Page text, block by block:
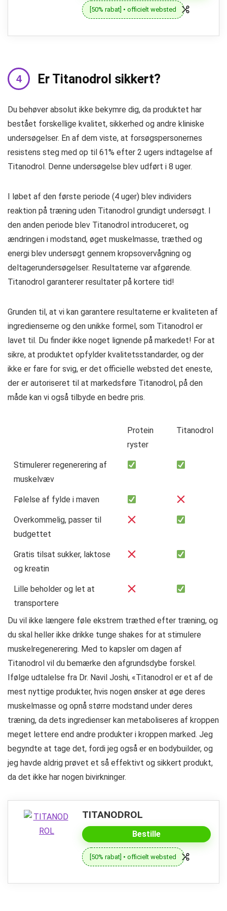
[50% rabat] • officielt websted
Er Titanodrol sikkert?
Du behøver absolut ikke bekymre dig, da produktet har
bestået forskellige kvalitet, sikkerhed og andre kliniske
undersøgelser. En af dem viste, at forsøgspersonernes
resistens steg med op til 61% efter 2 ugers indtagelse af
Titanodrol. Denne undersøgelse blev udført i 8 uger.
I løbet af den første periode (4 uger) blev individers
reaktion på træning uden Titanodrol grundigt undersøgt. I
den anden periode blev Titanodrol introduceret, og
ændringen i modstand, øget muskelmasse, træthed og
energi blev undersøgt gennem kropsovervågning og
deltagerundersøgelser. Resultaterne var afgørende.
Titanodrol garanterer resultater på kortere tid!
Grunden til, at vi kan garantere resultaterne er kvaliteten af
​​ingredienserne og den unikke formel, som Titanodrol er
lavet til. Du finder ikke noget lignende på markedet! For at
sikre, at produktet opfylder kvalitetsstandarder, og der
ikke er fare for svig, er det officielle websted det eneste,
der er autoriseret til at markedsføre Titanodrol, på den
måde kan vi også tilbyde en bedre pris.
Protein
ryster
Titanodrol
Stimulerer regenerering af
muskelvæv
Følelse af fylde i maven
Overkommelig, passer til
budgettet
Gratis tilsat sukker, laktose
og kreatin
Lille beholder og let at
transportere
Du vil ikke længere føle ekstrem træthed efter træning, og
du skal heller ikke drikke tunge shakes for at stimulere
muskelregenerering. Med to kapsler om dagen af ​​
Titanodrol vil du bemærke den afgrundsdybe forskel.
Ifølge udtalelse fra Dr. Navil Joshi, «Titanodrol er et af de
mest nyttige produkter, hvis nogen ønsker at øge deres
muskelmasse og opnå større modstand under deres
træning, da dets ingredienser kan metaboliseres af kroppen
meget lettere end andre produkter i kroppen marked. Jeg
begyndte at tage det, fordi jeg også er en bodybuilder, og
jeg havde aldrig prøvet et så effektivt og sikkert produkt,
da det ikke har nogen bivirkninger.
TITANODROL
Bestille
[50% rabat] • officielt websted